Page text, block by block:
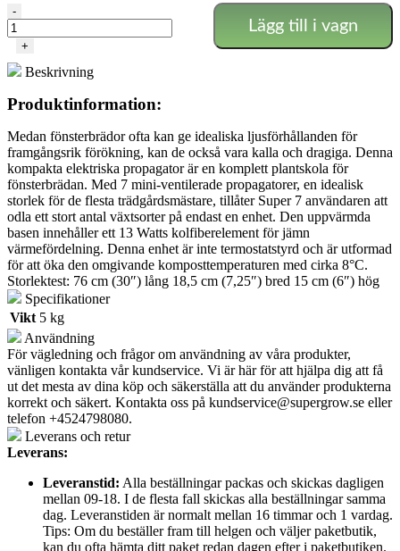
Garland
–
Super7
propagator
-
+
Lägg till i vagn
Beskrivning
Produktinformation:
Medan fönsterbrädor ofta kan ge idealiska ljusförhållanden för
framgångsrik förökning, kan de också vara kalla och dragiga. Denna
kompakta elektriska propagator är en komplett plantskola för
fönsterbrädan. Med 7 mini-ventilerade propagatorer, en idealisk
storlek för de flesta trädgårdsmästare, tillåter Super 7 användaren att
odla ett stort antal växtsorter på endast en enhet. Den uppvärmda
basen innehåller ett 13 Watts kolfiberelement för jämn
värmefördelning. Denna enhet är inte termostatstyrd och är utformad
för att öka den omgivande komposttemperaturen med cirka 8°C.
Storlektest: 76 cm (30″) lång 18,5 cm (7,25″) bred 15 cm (6″) hög
Specifikationer
Vikt 5 kg
Användning
För vägledning och frågor om användning av våra produkter,
vänligen kontakta vår kundservice. Vi är här för att hjälpa dig att få
ut det mesta av dina köp och säkerställa att du använder produkterna
korrekt och säkert. Kontakta oss på kundservice@supergrow.se eller
telefon +4524798080.
Leverans och retur
Leverans:
Leveranstid: Alla beställningar packas och skickas dagligen
mellan 09-18. I de flesta fall skickas alla beställningar samma
dag. Leveranstiden är normalt mellan 16 timmar och 1 vardag.
Tips: Om du beställer fram till helgen och väljer paketbutik,
kan du ofta hämta ditt paket redan dagen efter i paketbutiken.